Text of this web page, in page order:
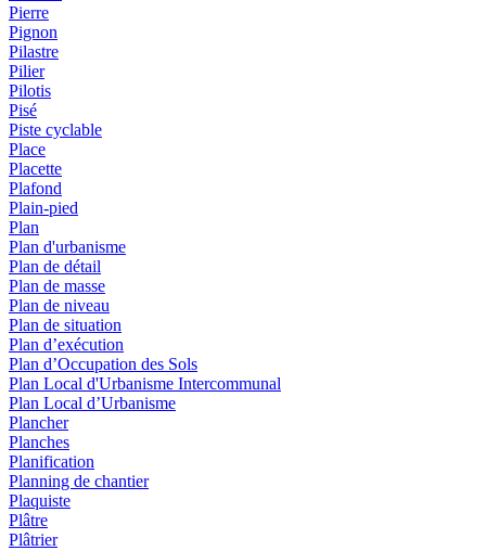
Pierre
Pignon
Pilastre
Pilier
Pilotis
Pisé
Piste cyclable
Place
Placette
Plafond
Plain-pied
Plan
Plan d'urbanisme
Plan de détail
Plan de masse
Plan de niveau
Plan de situation
Plan d’exécution
Plan d’Occupation des Sols
Plan Local d'Urbanisme Intercommunal
Plan Local d’Urbanisme
Plancher
Planches
Planification
Planning de chantier
Plaquiste
Plâtre
Plâtrier